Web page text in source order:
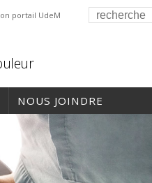
portail UdeM
NOUS JOINDRE